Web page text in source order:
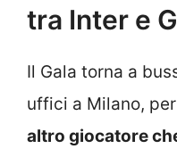
tra Inter e
Il Gala torna a
uffici a Milano,
altro giocatore